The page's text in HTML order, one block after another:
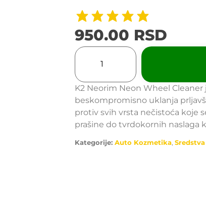
950.00 RSD
K2 Neorim Neon Wheel
beskompromisno uklanja
protiv svih vrsta nečistoća koje
prašine do tvrdokornih naslaga
Kategorije: Auto Kozmetika,